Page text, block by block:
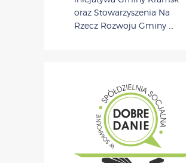
oraz Stowarzyszenia Na
Rzecz Rozwoju Gminy …